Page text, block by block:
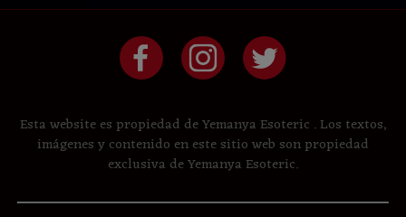
Esta website es propiedad de Yemanya Esoteric . Los textos,
imágenes y contenido en este sitio web son propiedad
exclusiva de Yemanya Esoteric.